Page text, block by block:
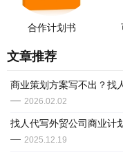
合作计划书
文章推荐
商业策划方案写不出？找
2026.02.02
找人代写外贸公司商业计
2025.12.19